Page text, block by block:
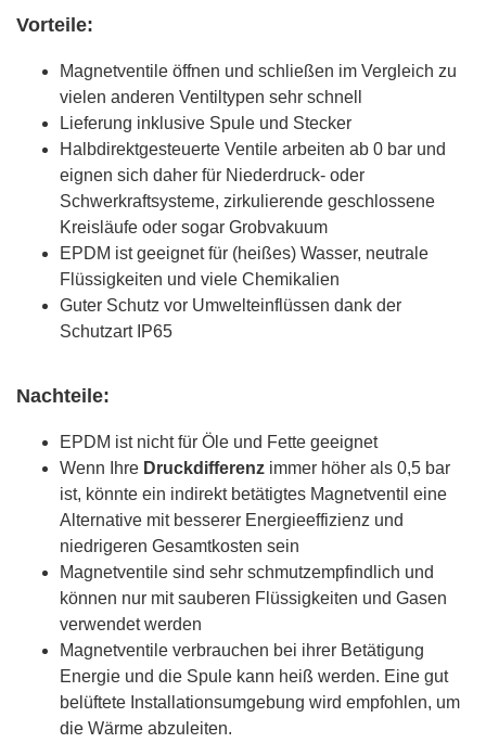
Vorteile:
Magnetventile öffnen und schließen im Vergleich zu
vielen anderen Ventiltypen sehr schnell
Lieferung inklusive Spule und Stecker
Halbdirektgesteuerte Ventile arbeiten ab 0 bar und
eignen sich daher für Niederdruck- oder
Schwerkraftsysteme, zirkulierende geschlossene
Kreisläufe oder sogar Grobvakuum
EPDM ist geeignet für (heißes) Wasser, neutrale
Flüssigkeiten und viele Chemikalien
Guter Schutz vor Umwelteinflüssen dank der
Schutzart IP65
Nachteile:
EPDM ist nicht für Öle und Fette geeignet
Wenn Ihre Druckdifferenz immer höher als 0,5 bar
ist, könnte ein indirekt betätigtes Magnetventil eine
Alternative mit besserer Energieeffizienz und
niedrigeren Gesamtkosten sein
Magnetventile sind sehr schmutzempfindlich und
können nur mit sauberen Flüssigkeiten und Gasen
verwendet werden
Magnetventile verbrauchen bei ihrer Betätigung
Energie und die Spule kann heiß werden. Eine gut
belüftete Installationsumgebung wird empfohlen, um
die Wärme abzuleiten.